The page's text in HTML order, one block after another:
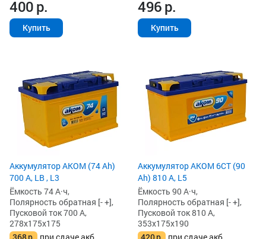
400р.
Купить
496р.
Купить
Аккумулятор AKOM (74 Ah)
700 А, LB , L3
Ёмкость 74 А·ч,
Полярность обратная [- +],
Пусковой ток 700 А,
278x175x175
Аккумулятор AKOM 6СТ (90
Ah) 810 А, L5
Ёмкость 90 А·ч,
Полярность обратная [- +],
Пусковой ток 810 А,
353x175x190